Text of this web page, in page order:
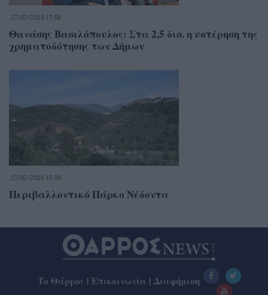
27/07/2026 17:58
Θανάσης Βασιλόπουλος: Στα 2,5 δισ. η υστέρηση της
χρηματοδότησης των Δήμων
27/07/2026 15:00
Περιβαλλοντικό Πάρκο Νέδοντα
Το Θάρρος | Επικοινωνία | Διαφήμιση